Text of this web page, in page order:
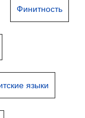
Финитность
языки